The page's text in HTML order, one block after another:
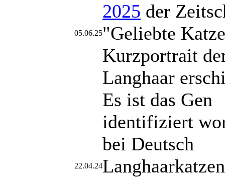
05.06.25
2025 der
"Geliebte
Kurzportrait
Langhaar
22.04.24
Es ist das Gen
identifiziert
bei Deutsch
Langhaarkatzen